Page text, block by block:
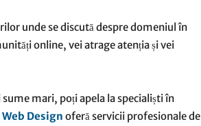
unde se discută despre domeniul în
online, vei atrage atenția și vei
mari, poți apela la specialiști în
Design oferă servicii profesionale de